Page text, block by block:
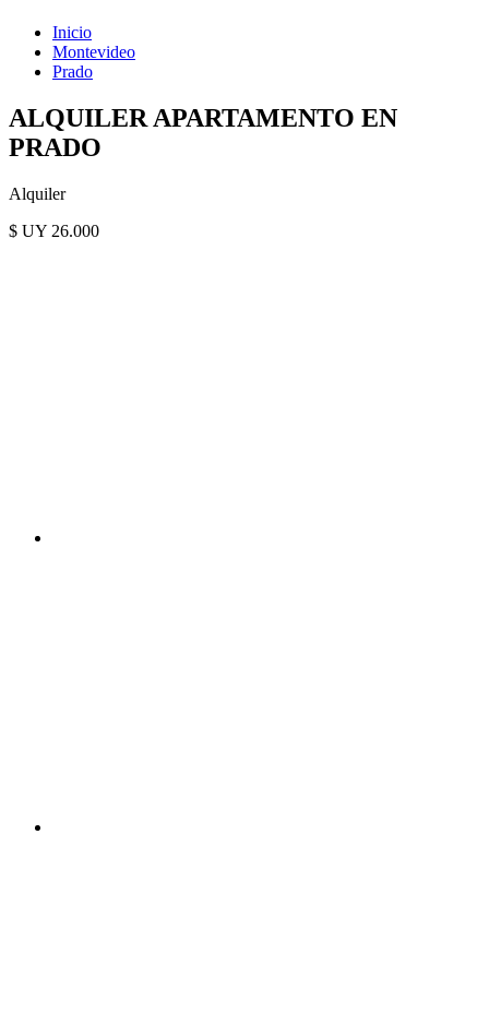
Inicio
Montevideo
Prado
ALQUILER APARTAMENTO EN
PRADO
Alquiler
$ UY 26.000